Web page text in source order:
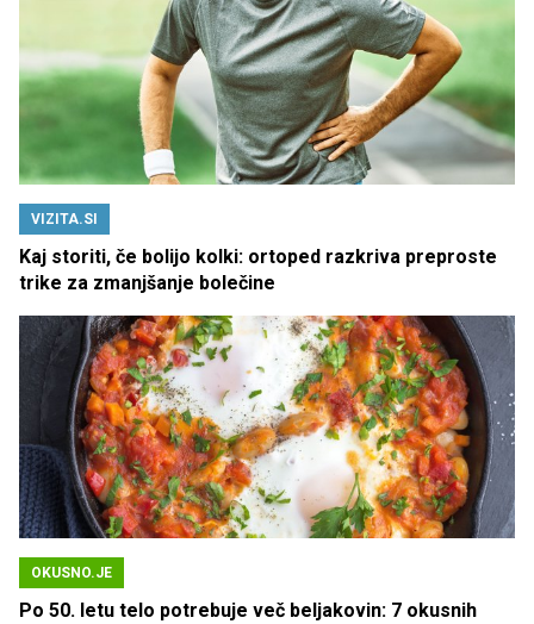
VIZITA.SI
Kaj storiti, če bolijo kolki: ortoped razkriva preproste
trike za zmanjšanje bolečine
OKUSNO.JE
Po 50. letu telo potrebuje več beljakovin: 7 okusnih